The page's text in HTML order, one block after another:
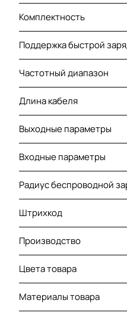
Комплектность
Поддержка быстрой
Частотный диапазон
Длина кабеля
Выходные параметры
Входные параметры
Радиус беспроводной
Штрихкод
Производство
Цвета товара
Материалы товара